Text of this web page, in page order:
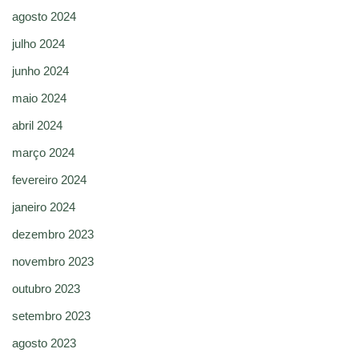
agosto 2024
julho 2024
junho 2024
maio 2024
abril 2024
março 2024
fevereiro 2024
janeiro 2024
dezembro 2023
novembro 2023
outubro 2023
setembro 2023
agosto 2023